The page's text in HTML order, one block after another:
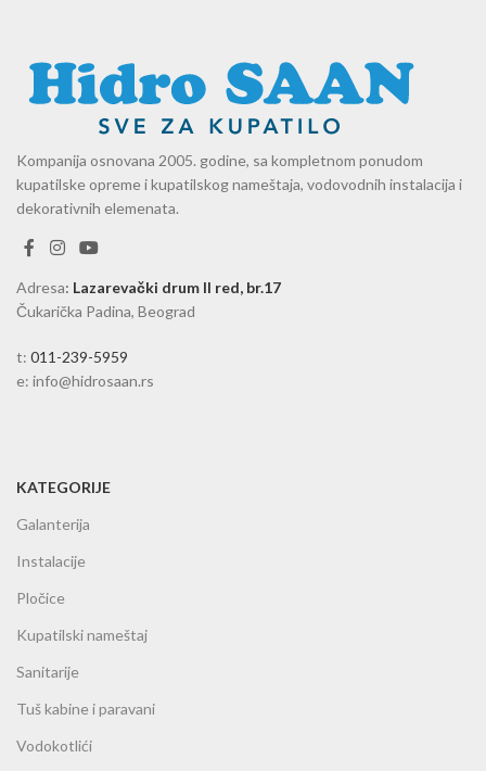
Kompanija osnovana 2005. godine, sa kompletnom ponudom
kupatilske opreme i kupatilskog nameštaja, vodovodnih instalacija i
dekorativnih elemenata.
Adresa: Lazarevački drum II red, br.17
Čukarička Padina, Beograd
t: 011-239-5959
e: info@hidrosaan.rs
KATEGORIJE
Galanterija
Instalacije
Pločice
Kupatilski nameštaj
Sanitarije
Tuš kabine i paravani
Vodokotlići